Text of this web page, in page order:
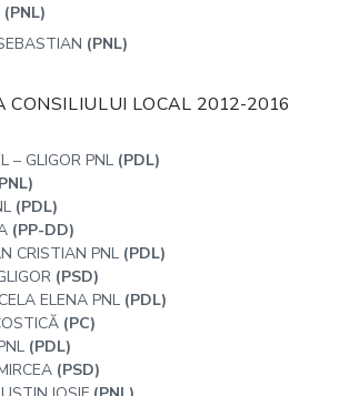
(PNL)
(PNL)
CONSILIULUI LOCAL 2012-2016
– GLIGOR PNL (PDL)
(PDL)
(PP-DD)
CRISTIAN PNL (PDL)
(PSD)
ELENA PNL (PDL)
(PC)
(PDL)
(PSD)